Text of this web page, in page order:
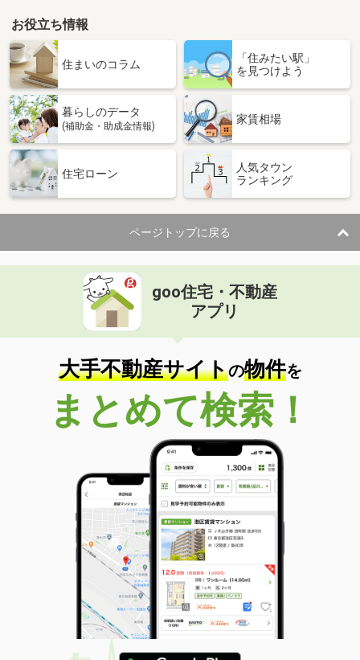
お役立ち情報
住まいのコラム
「住みたい駅」
を見つけよう
暮らしのデータ
(補助金・助成金情報)
家賃相場
住宅ローン
人気タウン
ランキング
ページトップに戻る
goo住宅・不動産
アプリ
大手不動産サイトの物件を
まとめて検索！